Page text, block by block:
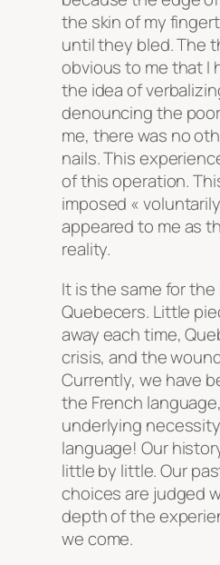
the skin of my
until they bled. The
obvious to me that I
the idea of
denouncing the
me, there was no
nails. This
of this operation.
imposed «
appeared to me as
reality.
It is the same for
Quebecers. Little
away each time,
crisis, and the
Currently, we have
the French
underlying
language! Our
little by little. Our
choices are judged
depth of the
we come.